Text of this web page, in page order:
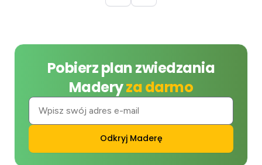
Pobierz plan zwiedzania
Maderyza darmo
Odkryj Maderę